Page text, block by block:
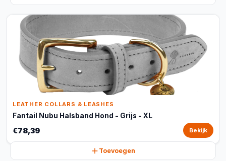
LEATHER COLLARS & LEASHES
Fantail Nubu Halsband Hond - Grijs - XL
€78,39 Bekijk
Toevoegen